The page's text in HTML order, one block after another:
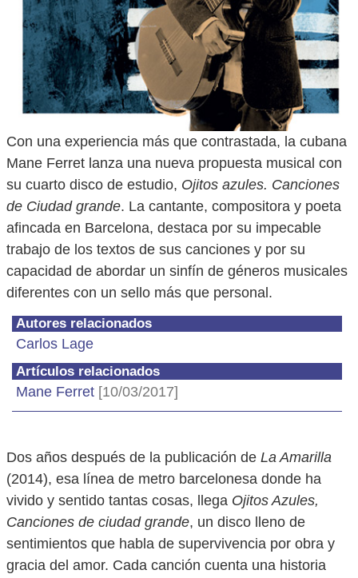
Con una experiencia más que contrastada, la cubana
Mane Ferret lanza una nueva propuesta musical con
su cuarto disco de estudio, Ojitos azules. Canciones
de Ciudad grande. La cantante, compositora y poeta
afincada en Barcelona, destaca por su impecable
trabajo de los textos de sus canciones y por su
capacidad de abordar un sinfín de géneros musicales
diferentes con un sello más que personal.
Autores relacionados
Carlos Lage
Artículos relacionados
Mane Ferret [10/03/2017]
Dos años después de la publicación de La Amarilla
(2014), esa línea de metro barcelonesa donde ha
vivido y sentido tantas cosas, llega Ojitos Azules,
Canciones de ciudad grande, un disco lleno de
sentimientos que habla de supervivencia por obra y
gracia del amor. Cada canción cuenta una historia